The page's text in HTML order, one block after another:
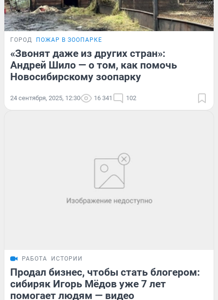
ГОРОД ПОЖАР В ЗООПАРКЕ
«Звонят даже из других стран»:
Андрей Шило — о том, как помочь
Новосибирскому зоопарку
24 сентября, 2025, 12:30 16 341 102
РАБОТА ИСТОРИИ
Продал бизнес, чтобы стать блогером:
сибиряк Игорь Мёдов уже 7 лет
помогает людям — видео